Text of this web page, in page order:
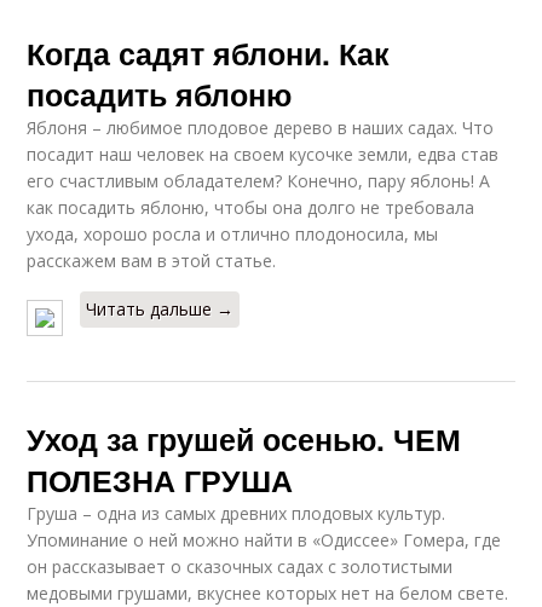
Когда садят яблони. Как
посадить яблоню
Яблоня – любимое плодовое дерево в наших садах. Что
посадит наш человек на своем кусочке земли, едва став
его счастливым обладателем? Конечно, пару яблонь! А
как посадить яблоню, чтобы она долго не требовала
ухода, хорошо росла и отлично плодоносила, мы
расскажем вам в этой статье.
Читать дальше →
Уход за грушей осенью. ЧЕМ
ПОЛЕЗНА ГРУША
Груша – одна из самых древних плодовых культур.
Упоминание о ней можно найти в «Одиссее» Гомера, где
он рассказывает о сказочных садах с золотистыми
медовыми грушами, вкуснее которых нет на белом свете.